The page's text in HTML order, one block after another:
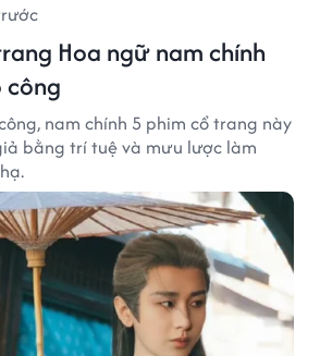
Hoa ngữ nam chính
công
nam chính 5 phim cổ trang này
bằng trí tuệ và mưu lược làm